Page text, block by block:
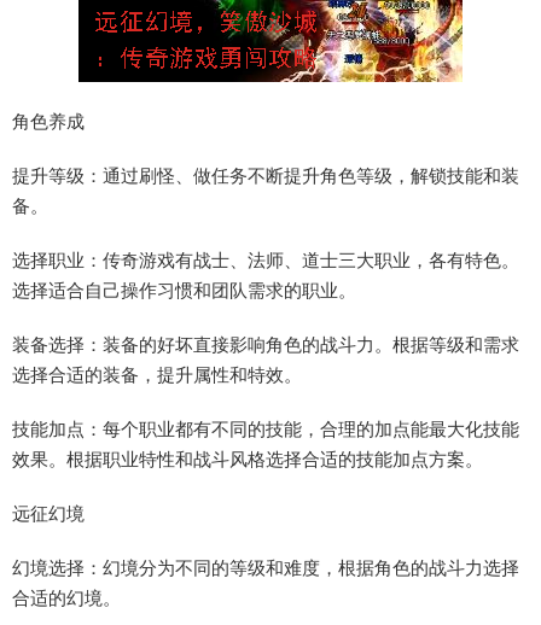
角色养成
提升等级：通过刷怪、做任务不断提升角色等级，解锁技能和装
备。
选择职业：传奇游戏有战士、法师、道士三大职业，各有特色。
选择适合自己操作习惯和团队需求的职业。
装备选择：装备的好坏直接影响角色的战斗力。根据等级和需求
选择合适的装备，提升属性和特效。
技能加点：每个职业都有不同的技能，合理的加点能最大化技能
效果。根据职业特性和战斗风格选择合适的技能加点方案。
远征幻境
幻境选择：幻境分为不同的等级和难度，根据角色的战斗力选择
合适的幻境。